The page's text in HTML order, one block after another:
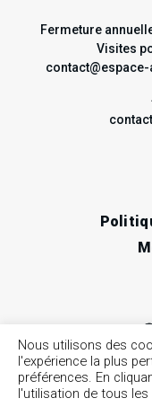
Fermeture
Visites
Nous utilisons des
l'expérience la plus
préférences. En
l'utilisation de tous